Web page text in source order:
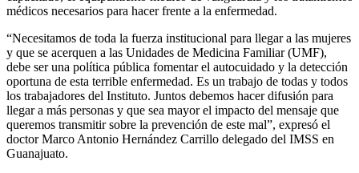
médicos necesarios para hacer frente a la enfermedad.
“Necesitamos de toda la fuerza institucional para llegar a las mujeres
y que se acerquen a las Unidades de Medicina Familiar (UMF),
debe ser una política pública fomentar el autocuidado y la detección
oportuna de esta terrible enfermedad. Es un trabajo de todas y todos
los trabajadores del Instituto. Juntos debemos hacer difusión para
llegar a más personas y que sea mayor el impacto del mensaje que
queremos transmitir sobre la prevención de este mal”, expresó el
doctor Marco Antonio Hernández Carrillo delegado del IMSS en
Guanajuato.